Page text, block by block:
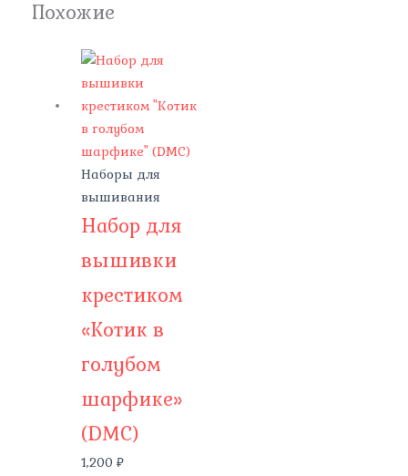
Похожие
Наборы для
вышивания
Набор для
вышивки
крестиком
«Котик в
голубом
шарфике»
(DMC)
1,200₽